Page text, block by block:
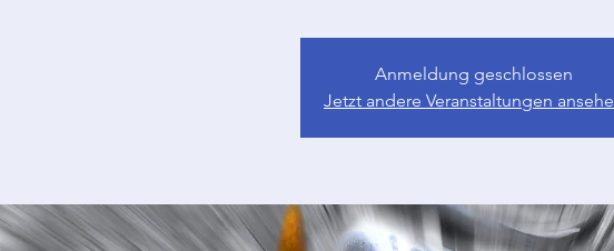
Anmeldung geschlossen
Jetzt andere Veranstaltungen